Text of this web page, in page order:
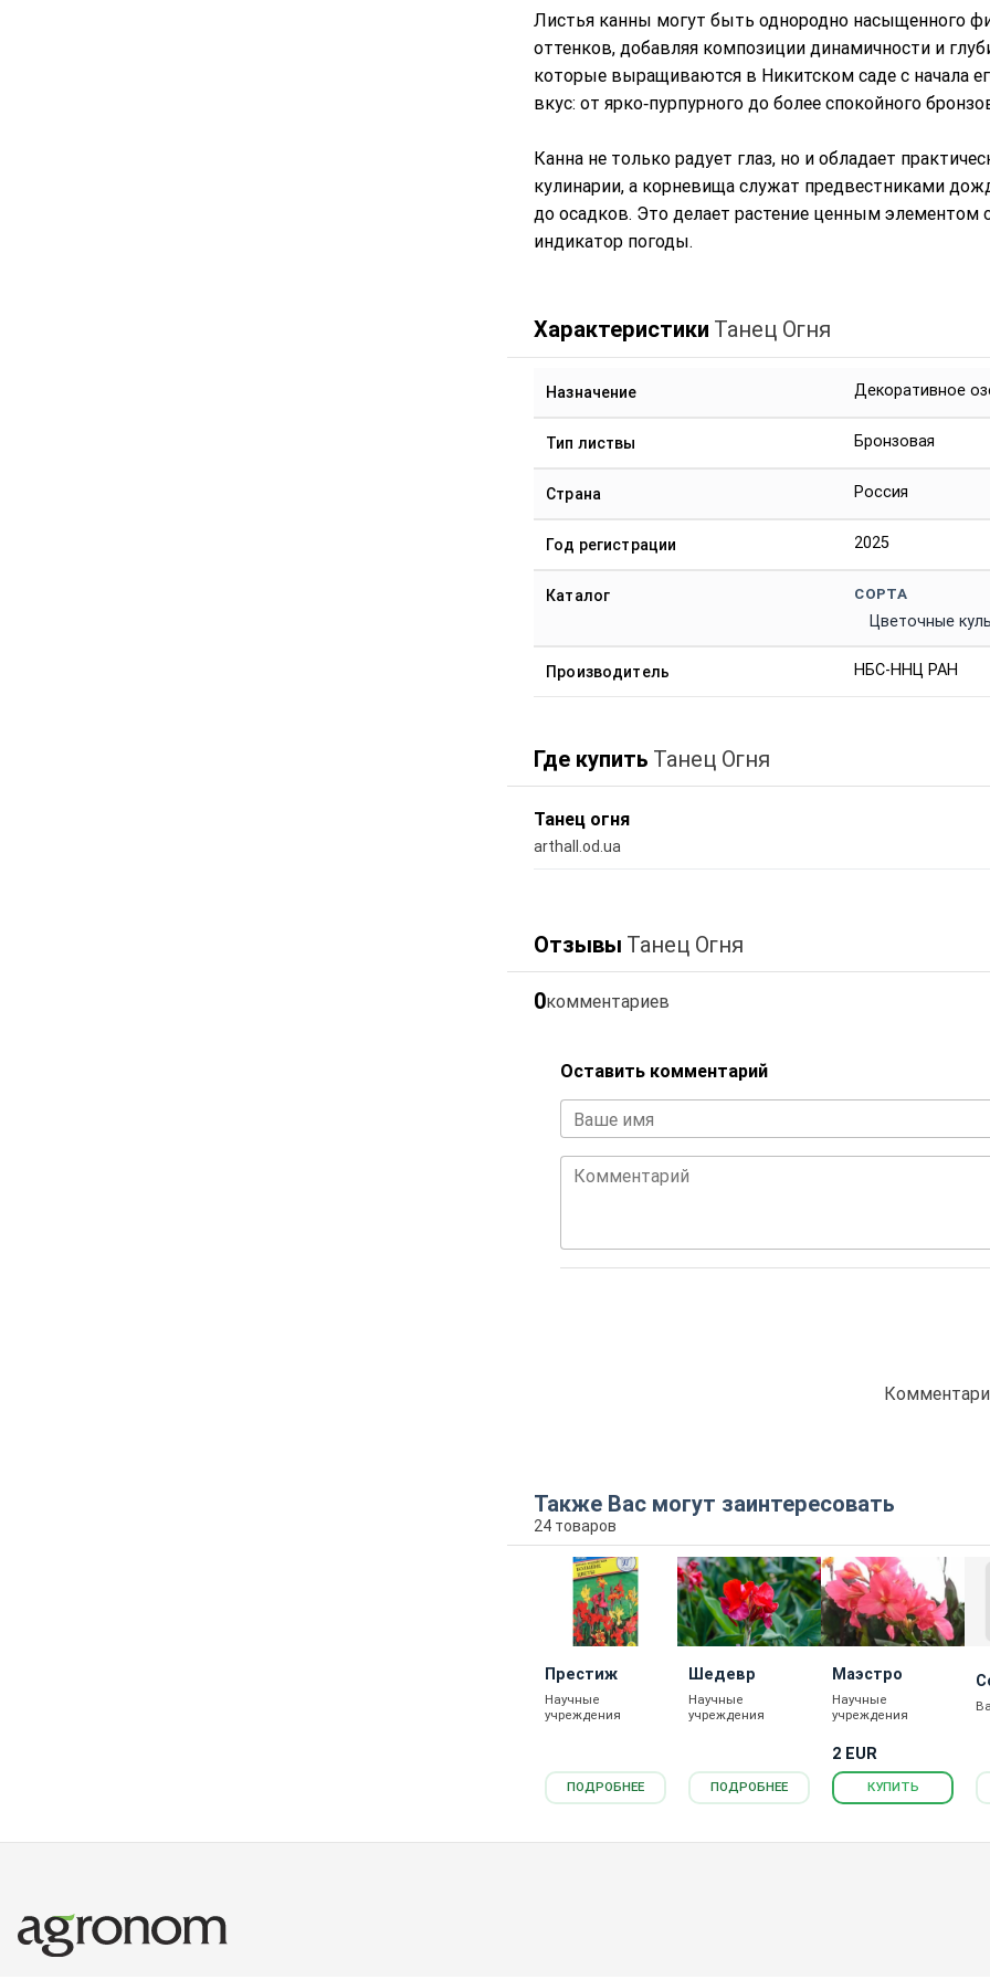
Листья канны могут быть однородно насыщенного
оттенков, добавляя композиции динамичности и
которые выращиваются в Никитском саде с начала
вкус: от ярко‑пурпурного до более спокойного
Канна не только радует глаз, но и обладает
кулинарии, а корневища служат предвестниками
до осадков. Это делает растение ценным элементом
индикатор погоды.
Характеристики Танец Огня
Назначение Декоративное
Тип листвы Бронзовая
Страна Россия
Год регистрации 2025
Каталог СОРТА
Цветочные
Производитель НБС-ННЦ РАН
Где купить Танец Огня
Танец огня
arthall.od.ua
Отзывы Танец Огня
0комментариев
Оставить комментарий
Ваше имя
Комментарий
Также Вас могут заинтересовать
24 товаров
Престиж
Научные
учреждения
ПОДРОБНЕЕ
Шедевр
Научные
учреждения
ПОДРОБНЕЕ
Маэстро
Научные
учреждения
2 EUR
КУПИТЬ